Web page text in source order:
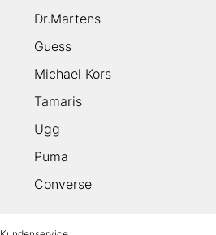
Dr.Martens
Guess
Michael Kors
Tamaris
Ugg
Puma
Converse